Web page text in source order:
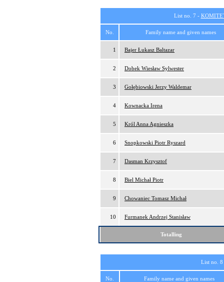
List no. 7 -
No. Family name and given names
1 Bajer Łukasz Baltazar
2 Dobek Wiesław Sylwester
3 Gołębiowski Jerzy Waldemar
4 Kownacka Irena
5 Król Anna Agnieszka
6 Snopkowski Piotr Ryszard
7 Dasman Krzysztof
8 Biel Michał Piotr
9 Chowaniec Tomasz Michał
10 Furmanek Andrzej Stanisław
Totalling
List no.
No. Family name and given names